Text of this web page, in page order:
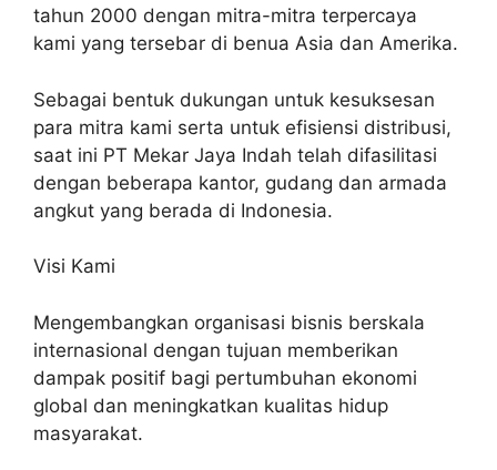
tahun 2000 dengan mitra-mitra terpercaya
kami yang tersebar di benua Asia dan Amerika.
Sebagai bentuk dukungan untuk kesuksesan
para mitra kami serta untuk efisiensi distribusi,
saat ini PT Mekar Jaya Indah telah difasilitasi
dengan beberapa kantor, gudang dan armada
angkut yang berada di Indonesia.
Visi Kami
Mengembangkan organisasi bisnis berskala
internasional dengan tujuan memberikan
dampak positif bagi pertumbuhan ekonomi
global dan meningkatkan kualitas hidup
masyarakat.